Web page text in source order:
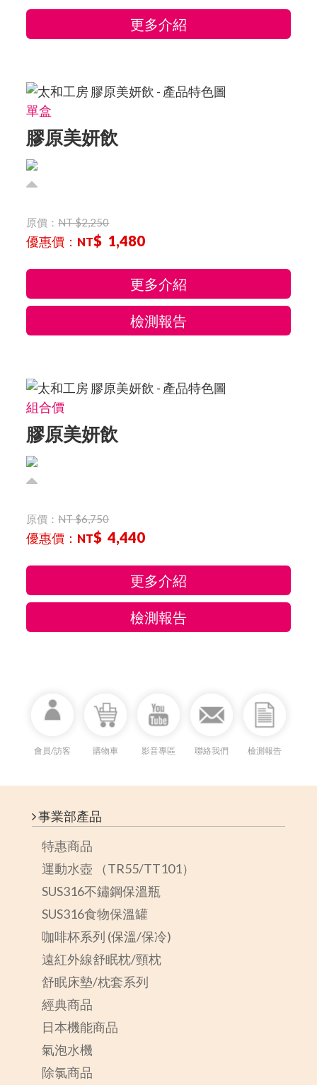
更多介紹
單盒
膠原美妍飲
原價：NT $2,250
優惠價： NT$ 1,480
更多介紹
檢測報告
組合價
膠原美妍飲
原價：NT $6,750
優惠價： NT$ 4,440
更多介紹
檢測報告
會員/訪客 購物車 影音專區 聯絡我們 檢測報告
事業部產品
特惠商品
運動水壺 （TR55/TT101）
SUS316不鏽鋼保溫瓶
SUS316食物保溫罐
咖啡杯系列 (保溫/保冷)
遠紅外線舒眠枕/頸枕
舒眠床墊/枕套系列
經典商品
日本機能商品
氣泡水機
除氯商品